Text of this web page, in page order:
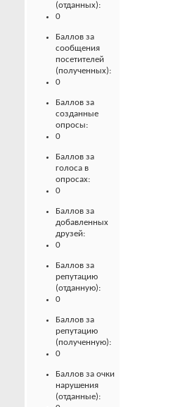
(отданных):
0
Баллов за
сообщения
посетителей
(полученных):
0
Баллов за
созданные
опросы:
0
Баллов за
голоса в
опросах:
0
Баллов за
добавленных
друзей:
0
Баллов за
репутацию
(отданную):
0
Баллов за
репутацию
(полученную):
0
Баллов за очки
нарушения
(отданные):